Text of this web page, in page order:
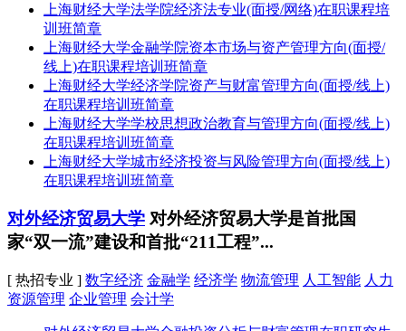
上海财经大学法学院经济法专业(面授/网络)在职课程培
训班简章
上海财经大学金融学院资本市场与资产管理方向(面授/
线上)在职课程培训班简章
上海财经大学经济学院资产与财富管理方向(面授/线上)
在职课程培训班简章
上海财经大学学校思想政治教育与管理方向(面授/线上)
在职课程培训班简章
上海财经大学城市经济投资与风险管理方向(面授/线上)
在职课程培训班简章
对外经济贸易大学 对外经济贸易大学是首批国
家“双一流”建设和首批“211工程”...
[ 热招专业 ] 数字经济 金融学 经济学 物流管理 人工智能 人力
资源管理 企业管理 会计学